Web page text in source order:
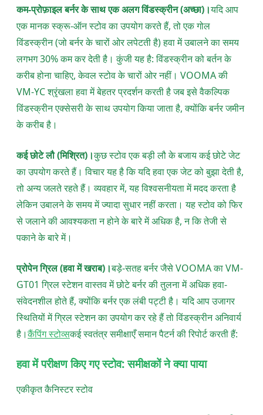
कम-प्रोफ़ाइल बर्नर के साथ एक अलग विंडस्क्रीन (अच्छा)।यदि आप
एक मानक स्क्रू-ऑन स्टोव का उपयोग करते हैं, तो एक गोल
विंडस्क्रीन (जो बर्नर के चारों ओर लपेटती है) हवा में उबालने का समय
लगभग 30% कम कर देती है। कुंजी यह है: विंडस्क्रीन को बर्तन के
करीब होना चाहिए, केवल स्टोव के चारों ओर नहीं। VOOMA की
VM-YC श्रृंखला हवा में बेहतर प्रदर्शन करती है जब इसे वैकल्पिक
विंडस्क्रीन एक्सेसरी के साथ उपयोग किया जाता है, क्योंकि बर्नर जमीन
के करीब है।
कई छोटे लौ (मिश्रित)।कुछ स्टोव एक बड़ी लौ के बजाय कई छोटे जेट
का उपयोग करते हैं। विचार यह है कि यदि हवा एक जेट को बुझा देती है,
तो अन्य जलते रहते हैं। व्यवहार में, यह विश्वसनीयता में मदद करता है
लेकिन उबालने के समय में ज्यादा सुधार नहीं करता। यह स्टोव को फिर
से जलाने की आवश्यकता न होने के बारे में अधिक है, न कि तेजी से
पकाने के बारे में।
प्रोपेन ग्रिल (हवा में खराब)।बड़े-सतह बर्नर जैसे VOOMA का VM-
GT01 ग्रिल स्टेशन वास्तव में छोटे बर्नर की तुलना में अधिक हवा-
संवेदनशील होते हैं, क्योंकि बर्नर एक लंबी पट्टी है। यदि आप उजागर
स्थितियों में ग्रिल स्टेशन का उपयोग कर रहे हैं तो विंडस्क्रीन अनिवार्य
है।कैंपिंग स्टोव्सकई स्वतंत्र समीक्षाएँ समान पैटर्न की रिपोर्ट करती हैं:
हवा में परीक्षण किए गए स्टोव: समीक्षकों ने क्या पाया
एकीकृत कैनिस्टर स्टोव